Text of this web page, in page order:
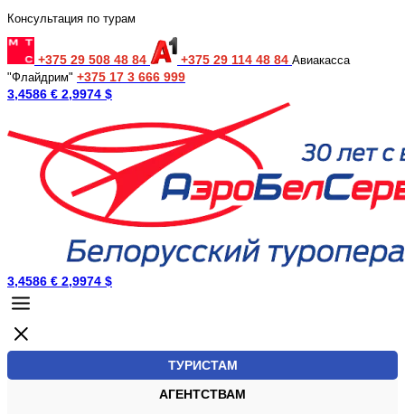
Консультация по турам
+375 29 508 48 84 +375 29 114 48 84 Авиакасса
"Флайдрим" +375 17 3 666 999
3,4586 € 2,9974 $
3,4586 € 2,9974 $
ТУРИСТАМ
АГЕНТСТВАМ